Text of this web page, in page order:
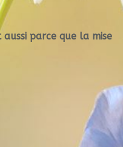
aussi parce que la mise